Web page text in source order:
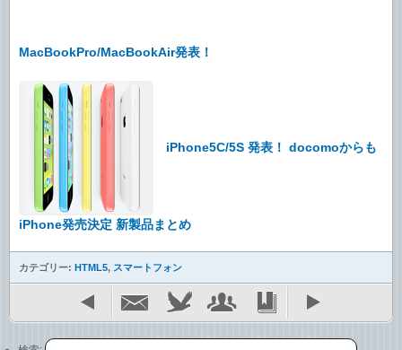
MacBookPro/MacBookAir発表！
iPhone5C/5S 発表！ docomoからも
iPhone発売決定 新製品まとめ
カテゴリー: HTML5, スマートフォン